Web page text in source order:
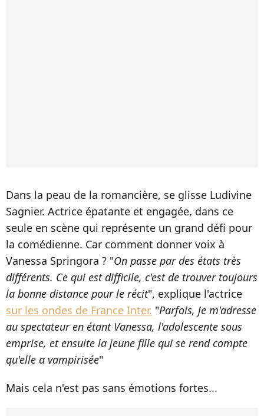
Dans la peau de la romancière, se glisse Ludivine
Sagnier. Actrice épatante et engagée, dans ce
seule en scène qui représente un grand défi pour
la comédienne. Car comment donner voix à
Vanessa Springora ? "On passe par des états très
différents. Ce qui est difficile, c'est de trouver toujours
la bonne distance pour le récit", explique l'actrice
sur les ondes de France Inter. "Parfois, je m'adresse
au spectateur en étant Vanessa, l'adolescente sous
emprise, et ensuite la jeune fille qui se rend compte
qu'elle a vampirisée"
Mais cela n'est pas sans émotions fortes...